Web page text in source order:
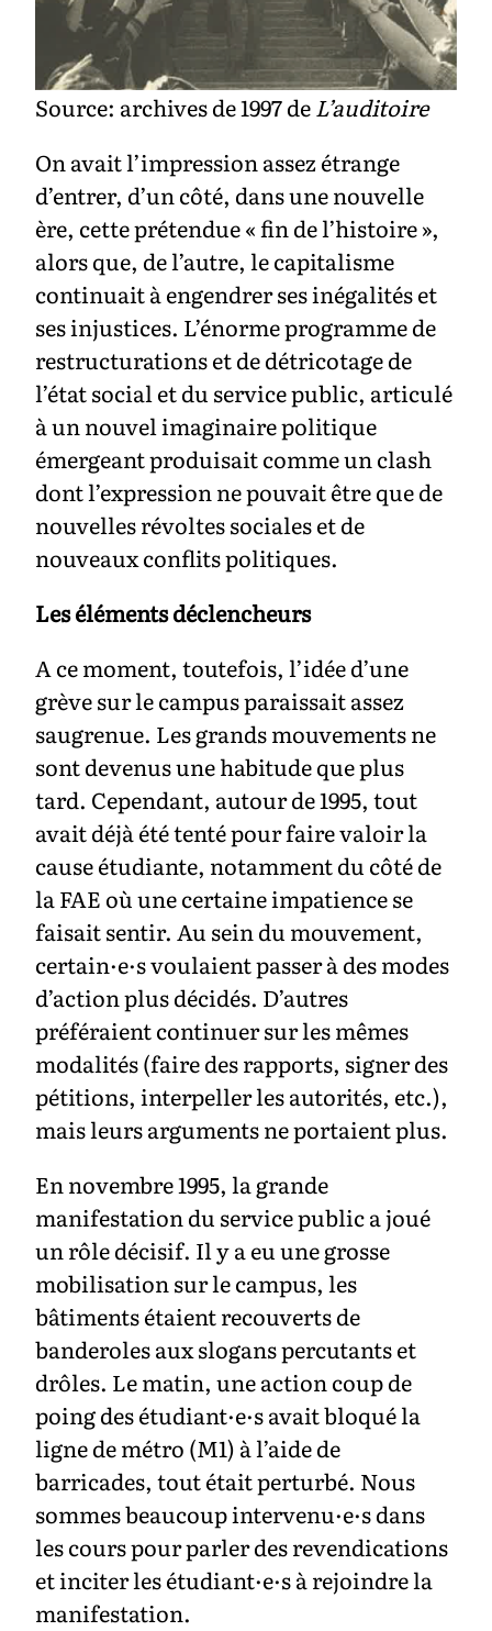
Source: archives de 1997 deL’auditoire
On avait l’impression assez étrange
d’entrer, d’un côté, dans une nouvelle
ère, cette prétendue « fin de l’histoire »,
alors que, de l’autre, le capitalisme
continuait à engendrer ses inégalités et
ses injustices. L’énorme programme de
restructurations et de détricotage de
l’état social et du service public, articulé
à un nouvel imaginaire politique
émergeant produisait comme un clash
dont l’expression ne pouvait être que de
nouvelles révoltes sociales et de
nouveaux conflits politiques.
Les éléments déclencheurs
A ce moment, toutefois, l’idée d’une
grève sur le campus paraissait assez
saugrenue. Les grands mouvements ne
sont devenus une habitude que plus
tard. Cependant, autour de 1995, tout
avait déjà été tenté pour faire valoir la
cause étudiante, notamment du côté de
la FAE où une certaine impatience se
faisait sentir. Au sein du mouvement,
certain·e·s voulaient passer à des modes
d’action plus décidés. D’autres
préféraient continuer sur les mêmes
modalités (faire des rapports, signer des
pétitions, interpeller les autorités, etc.),
mais leurs arguments ne portaient plus.
En novembre 1995, la grande
manifestation du service public a joué
un rôle décisif. Il y a eu une grosse
mobilisation sur le campus, les
bâtiments étaient recouverts de
banderoles aux slogans percutants et
drôles. Le matin, une action coup de
poing des étudiant·e·s avait bloqué la
ligne de métro (M1) à l’aide de
barricades, tout était perturbé. Nous
sommes beaucoup intervenu·e·s dans
les cours pour parler des revendications
et inciter les étudiant·e·s à rejoindre la
manifestation.